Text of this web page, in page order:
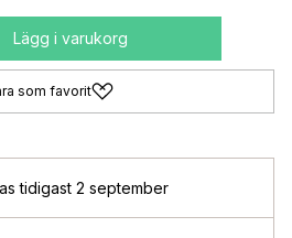
Lägg i varukorg
som favorit
tidigast 2 september